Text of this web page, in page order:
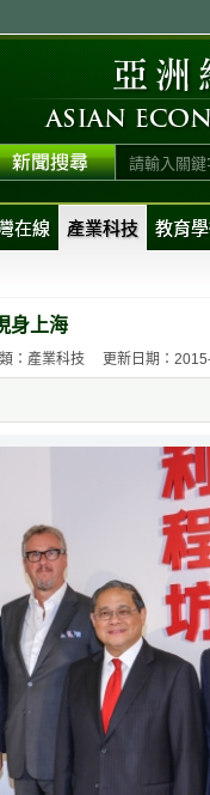
在線 產業科技 教育
身上海
：產業科技 更新日期：